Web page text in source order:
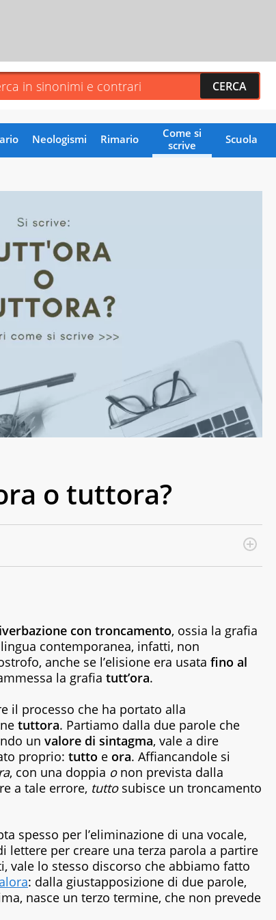
Neologismi Rimario
Come si
scrive
Scuola
o tuttora?
con troncamento, ossia la grafia
lingua contemporanea, infatti, non
anche se l’elisione era usata fino al
la grafia tutt’ora.
il processo che ha portato alla
tuttora. Partiamo dalla due parole che
un valore di sintagma, vale a dire
proprio: tutto e ora. Affiancandole si
, con una doppia onon prevista dalla
a tale errore, tuttosubisce un troncamento
spesso per l’eliminazione di una vocale,
lettere per creare una terza parola a partire
vale lo stesso discorso che abbiamo fatto
: dalla giustapposizione di due parole,
nasce un terzo termine, che non prevede